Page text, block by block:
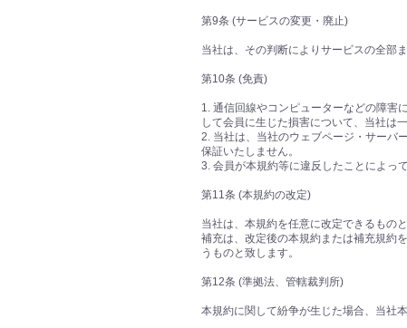
第9条 (サービスの変更・廃止)
当社は、その判断によりサービスの全部
第10条 (免責)
1. 通信回線やコンピューターなどの障害
して会員に生じた損害について、当社は
2. 当社は、当社のウェブページ・サーバ
保証いたしません。
3. 会員が本規約等に違反したことによっ
第11条 (本規約の改定)
当社は、本規約を任意に改定できるもの
補充は、改定後の本規約または補充規約
うものと致します。
第12条 (準拠法、管轄裁判所)
本規約に関して紛争が生じた場合、当社